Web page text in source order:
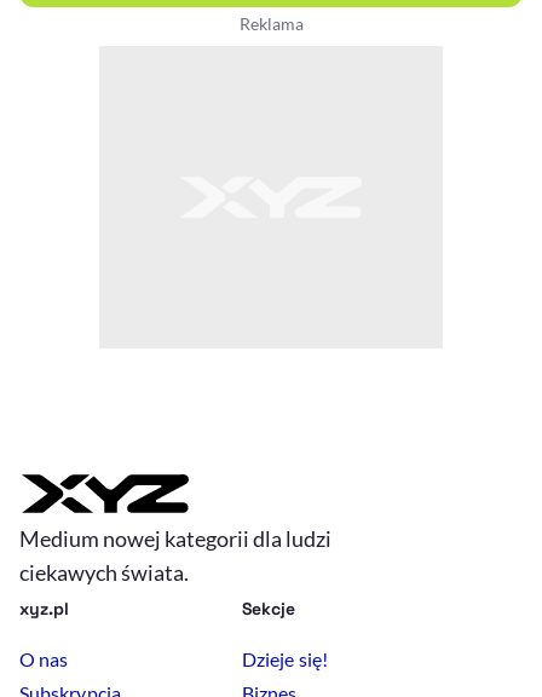
Medium nowej kategorii dla ludzi
ciekawych świata.
xyz.pl
O nas
Sekcje
Dzieje się!